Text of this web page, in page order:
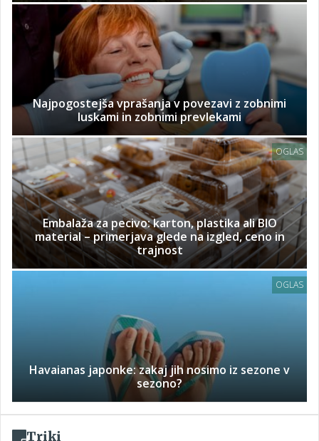
Najpogostejša vprašanja v povezavi z zobnimi
luskami in zobnimi prevlekami
OGLAS
Embalaža za pecivo: karton, plastika ali BIO
material – primerjava glede na izgled, ceno in
trajnost
OGLAS
Havaianas japonke: zakaj jih nosimo iz sezone v
sezono?
Triki